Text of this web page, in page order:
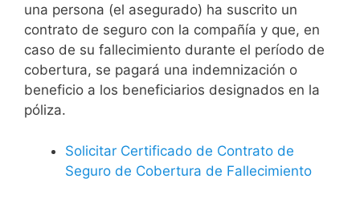
una persona (el asegurado) ha suscrito un
contrato de seguro con la compañía y que, en
caso de su fallecimiento durante el período de
cobertura, se pagará una indemnización o
beneficio a los beneficiarios designados en la
póliza.
Solicitar Certificado de Contrato de
Seguro de Cobertura de Fallecimiento